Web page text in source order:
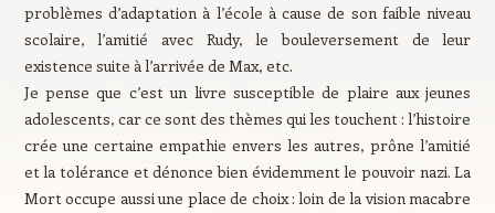
problèmes d’adaptation à l’école à cause de son faible niveau
scolaire, l’amitié avec Rudy, le bouleversement de leur
existence suite à l’arrivée de Max, etc.
Je pense que c’est un livre susceptible de plaire aux jeunes
adolescents, car ce sont des thèmes qui les touchent : l’histoire
crée une certaine empathie envers les autres, prône l’amitié
et la tolérance et dénonce bien évidemment le pouvoir nazi. La
Mort occupe aussi une place de choix : loin de la vision macabre